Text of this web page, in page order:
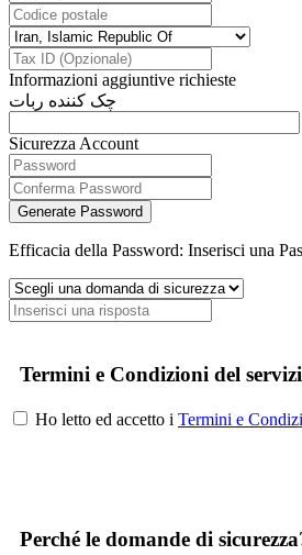
Informazioni aggiuntive richieste
چک کننده ربات
Sicurezza Account
Generate Password
Efficacia della Password: Inserisci una
Termini e Condizioni del
Ho letto ed accetto i Termini e
Perché le domande di